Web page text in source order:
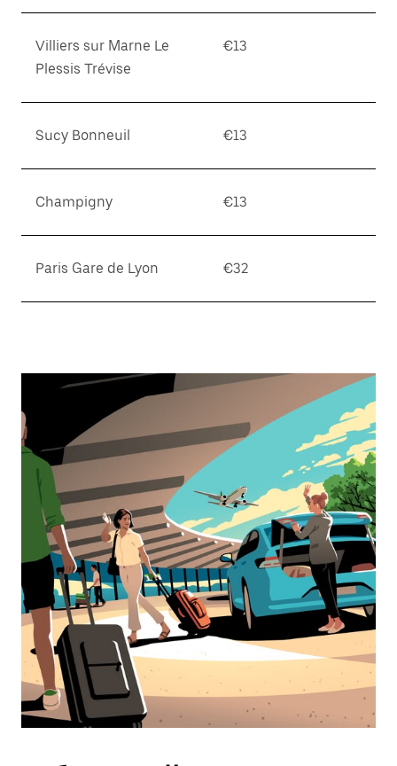
Villiers sur Marne Le
Plessis Trévise
€13
Sucy Bonneuil €13
Champigny €13
Paris Gare de Lyon €32